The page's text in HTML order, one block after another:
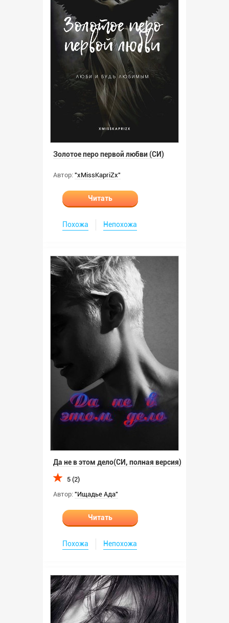
Золотое перо первой любви (СИ)
Автор: "xMissKapriZx"
Читать
Похожа Непохожа
Да не в этом дело(СИ, полная версия)
5 (2)
Автор: "Ищадье Ада"
Читать
Похожа Непохожа